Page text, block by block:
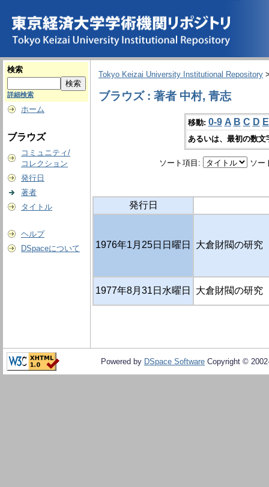
検索
詳細検索
ホーム
ブラウズ
コミュニティ/
コレクション
発行日
著者
タイトル
ヘルプ
DSpaceについて
Tokyo Keizai University Institutional Repository
ブラウズ : 著者 中村, 青志
移動: 0-9 A B C D E
あるいは、最初の数
ソート項目: ソー
発行日
1976年1月25日日曜日 大倉財閥の研究
1977年8月31日水曜日 大倉財閥の研究
Powered by DSpace Software Copyright ©